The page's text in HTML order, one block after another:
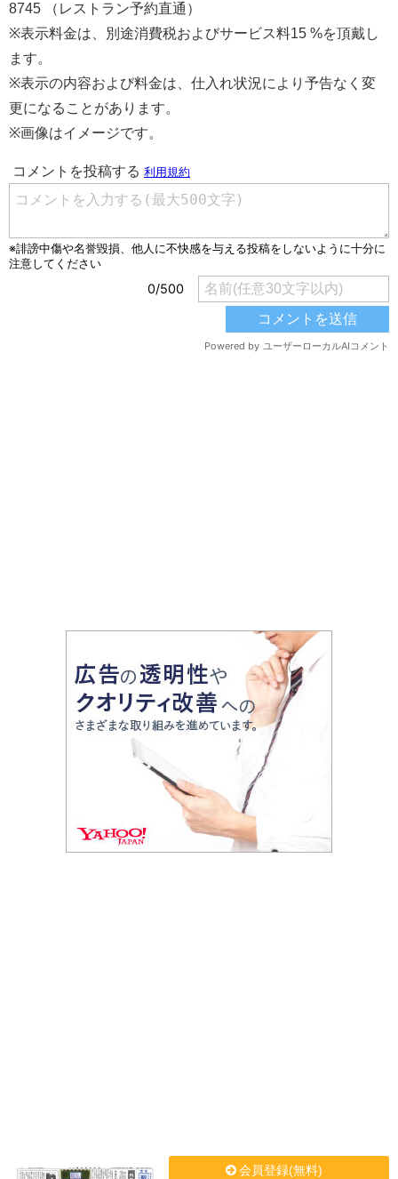
8745 （レストラン予約直通）
※表示料金は、別途消費税およびサービス料15 %を頂戴し
ます。
※表示の内容および料金は、仕入れ状況により予告なく変
更になることがあります。
※画像はイメージです。
会員登録(無料)